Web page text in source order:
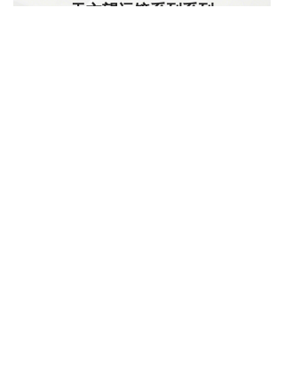
天文望远镜系列系列